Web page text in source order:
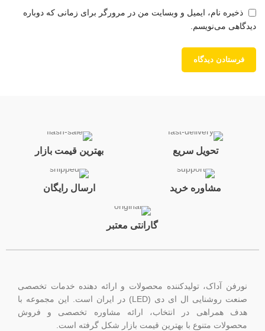
ذخیره نام، ایمیل و وبسایت من در مرورگر برای زمانی که دوباره
دیدگاهی می‌نویسم.
تحویل سریع بهترین قیمت بازار
مشاوره خرید ارسال رایگان
گارانتی معتبر
نورفن آداک، تولیدکننده محصولات و ارائه دهنده خدمات تخصصی
صنعت روشنایی ال ای دی (LED) در ایران است. این مجموعه با
هدف همراهی در انتخاب، ارائه مشاوره تخصصی و فروش
محصولات متنوع با بهترین قیمت بازار شکل گرفته است.